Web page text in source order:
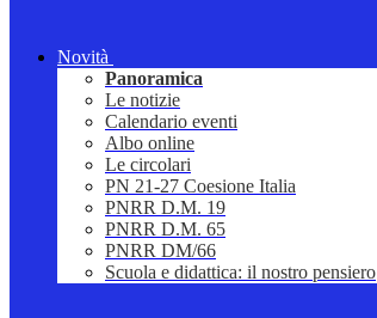
Novità
Panoramica
Le notizie
Calendario eventi
Albo online
Le circolari
PN 21-27 Coesione Italia
PNRR D.M. 19
PNRR D.M. 65
PNRR DM/66
Scuola e didattica: il nostro pensiero